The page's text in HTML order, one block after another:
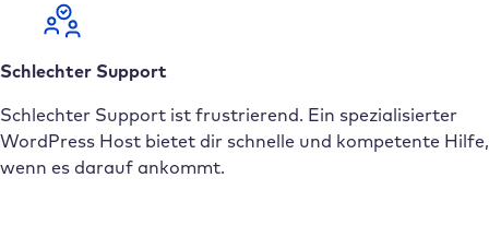
Schlechter Support
Schlechter Support ist frustrierend. Ein spezialisierter
WordPress Host bietet dir schnelle und kompetente Hilfe,
wenn es darauf ankommt.